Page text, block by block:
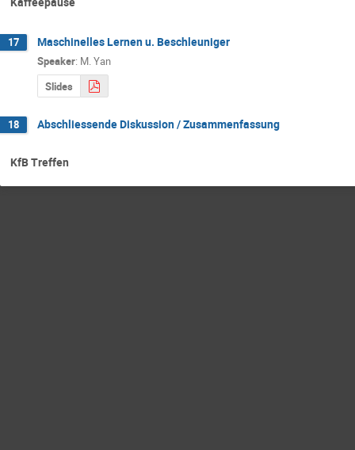
17 Maschinelles Lernen u. Beschleuniger
Speaker: M. Yan
Slides
18 Abschliessende Diskussion / Zusammenfassung
KfB Treffen